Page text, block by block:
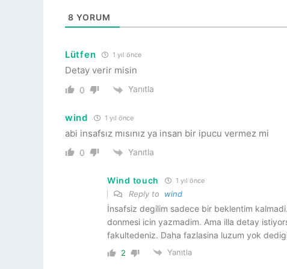
8 YORUM
Lütfen 1 yıl önce
Detay verir misin
0 Yanıtla
wind 1 yıl önce
abi insafsız mısınız ya insan bir ipucu vermez mi
0 Yanıtla
Wind touch 1 yıl önce
Reply to wind
İnsafsiz degilim sadece bir beklentim
donmesi icin yazmadim. Ama illa detay
fakultedeniz. Daha fazlasina luzum yok
2 Yanıtla